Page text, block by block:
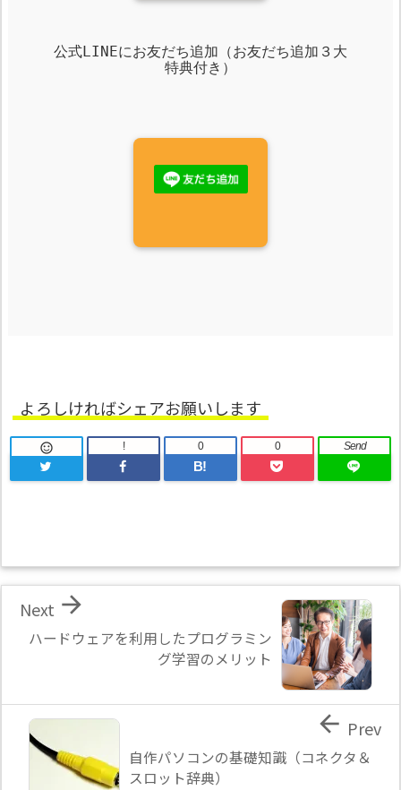
公式LINEにお友だち追加（お友だち追加３大
特典付き）
よろしければシェアお願いします
 !
B!
0 0 Send
ハードウェアを利用したプログラミン
グ学習のメリット

Next
自作パソコンの基礎知識（コネクタ＆
スロット辞典）
 Prev